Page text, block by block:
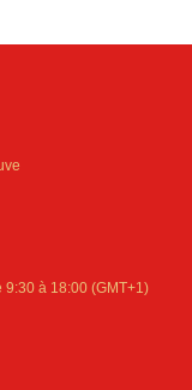
9:30 à 18:00 (GMT+1)